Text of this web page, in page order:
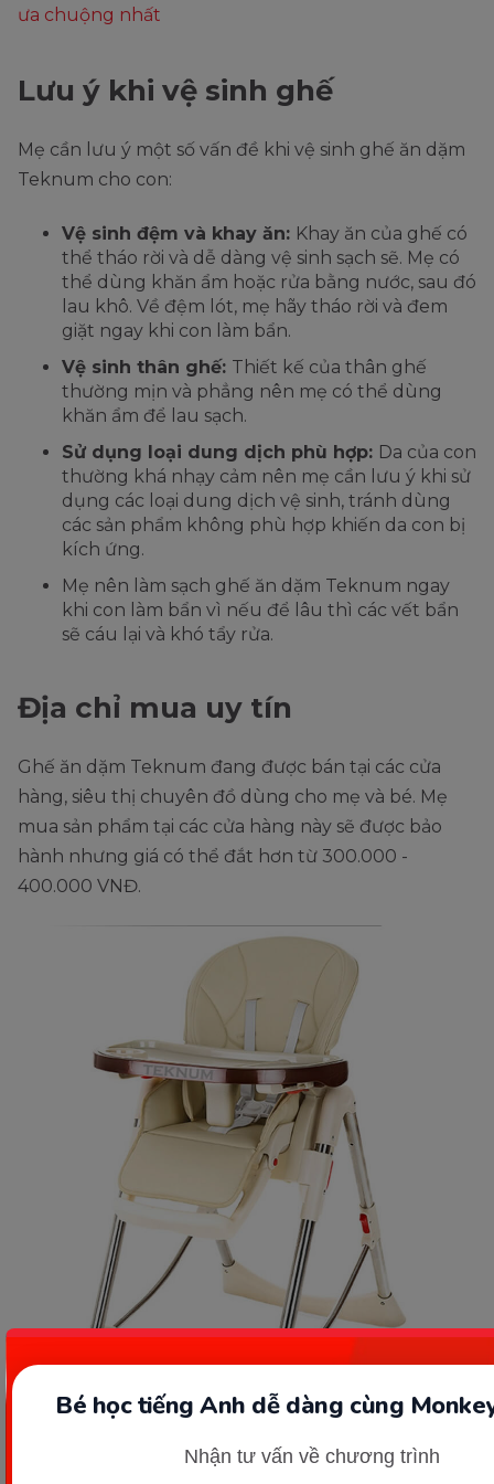
Bé học tiếng Anh dễ dàng cùng
Nhận tư vấn về chương trình
ưa chuộng nhất
Lưu ý khi vệ sinh ghế
Mẹ cần lưu ý một số vấn đề khi vệ sinh ghế ăn dặm
Teknum cho con:
Vệ sinh đệm và khay ăn: Khay ăn của ghế có
thể tháo rời và dễ dàng vệ sinh sạch sẽ. Mẹ có
thể dùng khăn ẩm hoặc rửa bằng nước, sau đó
lau khô. Về đệm lót, mẹ hãy tháo rời và đem
giặt ngay khi con làm bẩn.
Vệ sinh thân ghế: Thiết kế của thân ghế
thường mịn và phẳng nên mẹ có thể dùng
khăn ẩm để lau sạch.
Sử dụng loại dung dịch phù hợp: Da của con
thường khá nhạy cảm nên mẹ cần lưu ý khi sử
dụng các loại dung dịch vệ sinh, tránh dùng
các sản phẩm không phù hợp khiến da con bị
kích ứng.
Mẹ nên làm sạch ghế ăn dặm Teknum ngay
khi con làm bẩn vì nếu để lâu thì các vết bẩn
sẽ cáu lại và khó tẩy rửa.
Địa chỉ mua uy tín
Ghế ăn dặm Teknum đang được bán tại các cửa
hàng, siêu thị chuyên đồ dùng cho mẹ và bé. Mẹ
mua sản phẩm tại các cửa hàng này sẽ được bảo
hành nhưng giá có thể đắt hơn từ 300.000 -
400.000 VNĐ.